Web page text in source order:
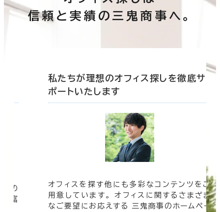
信頼と実績の三鬼商事へ。
の
豊富
私たちが理想のオフィス探しを徹底サ
ポートいたします
オフィスを探す他にも多彩なコンテンツをご
用意しています。 オフィスに関するさまざま
なご要望にお応えする 三鬼商事のホームペー